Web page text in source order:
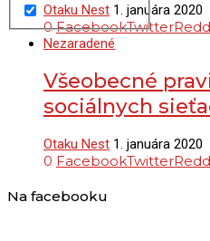
Otaku Nest 1. januára 2020
0 FacebookTwitter
Nezaradené
Všeobecné
sociálnych
Otaku Nest 1. januára 2020
0 FacebookTwitter
Na facebooku